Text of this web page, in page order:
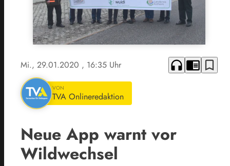
Mi., 29.01.2020 , 16:35 Uhr headphones chrome_reader_mode bookmark_border
VON
TVA Onlineredaktion
Neue App warnt vor
Wildwechsel